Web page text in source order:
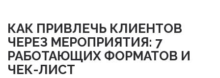
КАК ПРИВЛЕЧЬ КЛИЕНТОВ
ЧЕРЕЗ МЕРОПРИЯТИЯ: 7
РАБОТАЮЩИХ ФОРМАТОВ И
ЧЕК-ЛИСТ